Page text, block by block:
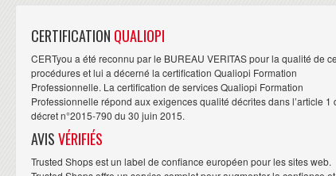
CERTIFICATION QUALIOPI
CERTyou a été reconnu par le BUREAU VERITAS pour la qualité de
procédures et lui a décerné la certification Qualiopi Formation
Professionnelle. La certification de services Qualiopi Formation
Professionnelle répond aux exigences qualité décrites dans l’article 1
décret n°2015-790 du 30 juin 2015.
AVISVÉRIFIÉS
Trusted Shops est un label de confiance européen pour les sites web.